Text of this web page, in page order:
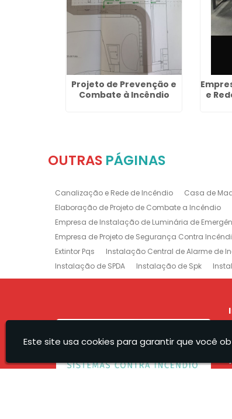
Projeto de Prevenção e
Combate à Incêndio
e
OUTRAS PÁGINAS
Canalização e Rede de Incêndio Casa de
Elaboração de Projeto de Combate a Incêndio
Empresa de Instalação de Luminária de
Empresa de Projeto de Segurança Contra
Extintor Pqs
Instalação Central de Alarme de
Instalação de SPDA
Instalação de Spk
Manutenção e Instalação de SPDA
Projeto de
Empresa de
Sistemas de Combate a Incêndio no Rio de
Este site usa cookies para garantir que você